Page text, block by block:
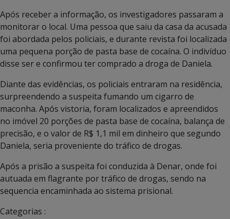
Após receber a informação, os investigadores passaram a
monitorar o local. Uma pessoa que saiu da casa da acusada
foi abordada pelos policiais, e durante revista foi localizada
uma pequena porção de pasta base de cocaína. O indivíduo
disse ser e confirmou ter comprado a droga de Daniela.
Diante das evidências, os policiais entraram na residência,
surpreendendo a suspeita fumando um cigarro de
maconha. Após vistoria, foram localizados e apreendidos
no imóvel 20 porções de pasta base de cocaína, balança de
precisão, e o valor de R$ 1,1 mil em dinheiro que segundo
Daniela, seria proveniente do tráfico de drogas.
Após a prisão a suspeita foi conduzida à Denar, onde foi
autuada em flagrante por tráfico de drogas, sendo na
sequencia encaminhada ao sistema prisional.
Categorias :